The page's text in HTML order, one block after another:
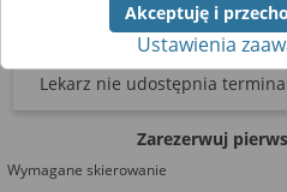
brak terminów
Lekarz nie udostępnia
Zarezerwuj
Wymagane skierowanie
obsługi dodatkowych
usprawniających
analizy tego, w jaki
strony,
w tym reklam
udostępniania funkcji
Akceptuję i
Ustawienia